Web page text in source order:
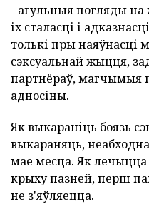
- агульныя погляды
іх сталасці і
толькі пры наяўнасці
сэксуальнай жыцця,
партнёраў, магчымыя
адносіны.
Як выкараніць боязь
выкараняць,
мае месца. Як лечыцца
крыху пазней, перш
не з'яўляецца.